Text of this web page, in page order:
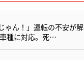
ゃん！」運転の不安が解
種に対応。死…